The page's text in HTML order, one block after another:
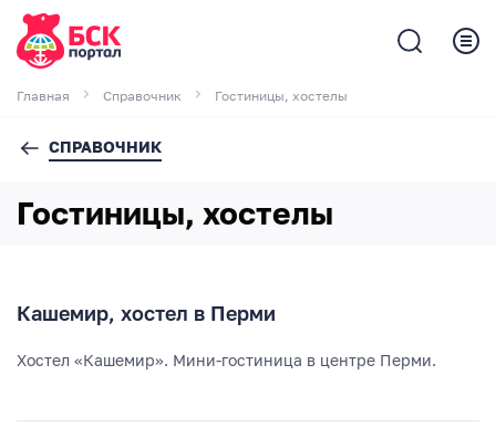
Главная Справочник Гостиницы, хостелы
СПРАВОЧНИК
Гостиницы, хостелы
Кашемир, хостел в Перми
Хостел «Кашемир». Мини-гостиница в центре Перми.